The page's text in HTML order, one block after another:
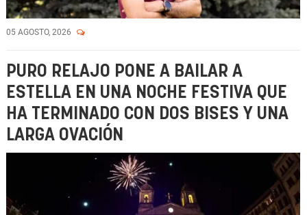
05 AGOSTO, 2026
PURO RELAJO PONE A BAILAR A
ESTELLA EN UNA NOCHE FESTIVA QUE
HA TERMINADO CON DOS BISES Y UNA
LARGA OVACIÓN